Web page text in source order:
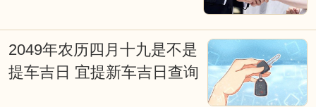
凶效应。择日是求得天时气运的助力，是
造福的重要手段。择吉日在涉及诸如结婚
嫁娶择日、修造动土择日、入宅搬家择
日、开张开业择日、生儿育女交合求嗣择
2049年农历四月十九是不是
提车吉日 宜提新车吉日查询